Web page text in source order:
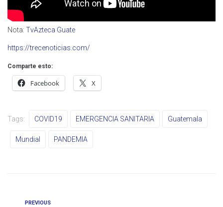
Nota: TvAzteca Guate
https://trecenoticias.com/
Comparte esto:
Facebook X
Tags: COVID19 EMERGENCIA SANITARIA Guatemala
Mundial PANDEMIA
PREVIOUS